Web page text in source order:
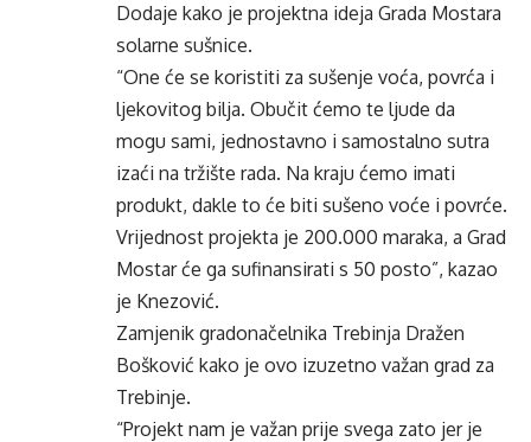
Dodaje kako je projektna ideja Grada Mostara
solarne sušnice.
“One će se koristiti za sušenje voća, povrća i
ljekovitog bilja. Obučit ćemo te ljude da
mogu sami, jednostavno i samostalno sutra
izaći na tržište rada. Na kraju ćemo imati
produkt, dakle to će biti sušeno voće i povrće.
Vrijednost projekta je 200.000 maraka, a Grad
Mostar će ga sufinansirati s 50 posto”, kazao
je Knezović.
Zamjenik gradonačelnika Trebinja Dražen
Bošković kako je ovo izuzetno važan grad za
Trebinje.
“Projekt nam je važan prije svega zato jer je